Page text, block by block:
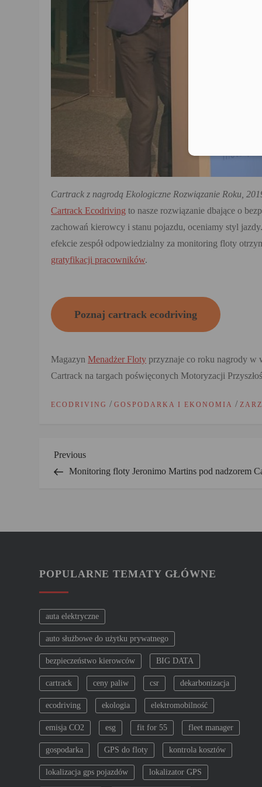
Cartrack z nagrodą Ekologiczne Rozwiązanie Roku,
Cartrack Ecodriving to nasze rozwiązanie dbające o
zachowań kierowcy i stanu pojazdu, oceniamy styl
efekcie zespół odpowiedzialny za monitoring floty
gratyfikacji pracowników.
Poznaj cartrack ecodriving
MagazynMenadżer Floty przyznaje co roku nagrody w
Cartrack na targach poświęconych Motoryzacji
ECODRIVING /GOSPODARKA I EKONOMIA /
N
g
a
c
j
a
w
p
i
Previous
Post
Previous
Monitoring floty Jeronimo Martins pod nadzorem
POPULARNE TEMATY GŁÓWNE
auta elektryczne
auto służbowe do użytku prywatnego
bezpieczeństwo kierowców BIG DATA
cartrack ceny paliw csr dekarbonizacja
ecodriving ekologia elektromobilność
emisja CO2 esg fit for 55 fleet manager
gospodarka GPS do floty kontrola kosztów
lokalizacja gps pojazdów lokalizator GPS